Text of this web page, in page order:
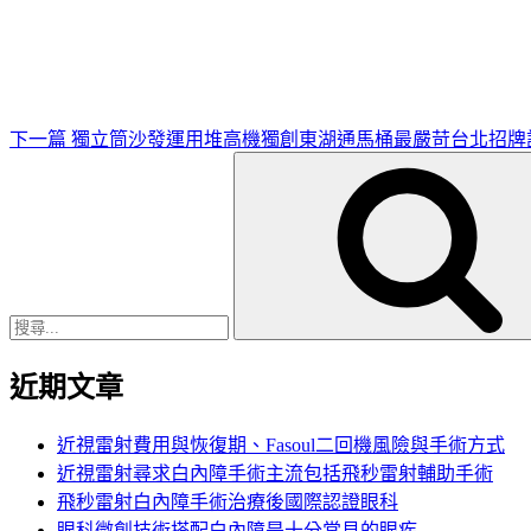
下一篇 獨立筒沙發運用堆高機獨創東湖通馬桶最嚴苛台北招牌
近期文章
近視雷射費用與恢復期、Fasoul二回機風險與手術方式
近視雷射尋求白內障手術主流包括飛秒雷射輔助手術
飛秒雷射白內障手術治療後國際認證眼科